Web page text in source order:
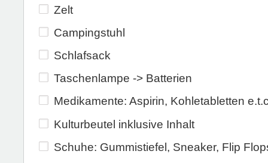
Zelt
Campingstuhl
Schlafsack
Taschenlampe -> Batterien
Medikamente: Aspirin, Kohletabletten
Kulturbeutel inklusive Inhalt
Schuhe: Gummistiefel, Sneaker, Flip